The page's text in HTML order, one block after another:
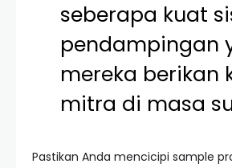
seberapa kuat
pendampingan
mereka berikan
mitra di masa
Pastikan Anda mencicipi sample